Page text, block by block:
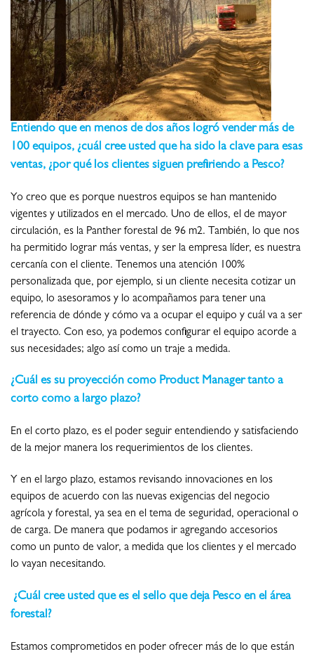
Entiendo que en menos de dos años logró vender más de
100 equipos, ¿cuál cree usted que ha sido la clave para esas
ventas, ¿por qué los clientes siguen prefiriendo a Pesco?
Yo creo que es porque nuestros equipos se han mantenido
vigentes y utilizados en el mercado. Uno de ellos, el de mayor
circulación, es la Panther forestal de 96 m2. También, lo que nos
ha permitido lograr más ventas, y ser la empresa líder, es nuestra
cercanía con el cliente. Tenemos una atención 100%
personalizada que, por ejemplo, si un cliente necesita cotizar un
equipo, lo asesoramos y lo acompañamos para tener una
referencia de dónde y cómo va a ocupar el equipo y cuál va a ser
el trayecto. Con eso, ya podemos configurar el equipo acorde a
sus necesidades; algo así como un traje a medida.
¿Cuál es su proyección como Product Manager tanto a
corto como a largo plazo?
En el corto plazo, es el poder seguir entendiendo y satisfaciendo
de la mejor manera los requerimientos de los clientes.
Y en el largo plazo, estamos revisando innovaciones en los
equipos de acuerdo con las nuevas exigencias del negocio
agrícola y forestal, ya sea en el tema de seguridad, operacional o
de carga. De manera que podamos ir agregando accesorios
como un punto de valor, a medida que los clientes y el mercado
lo vayan necesitando.
¿Cuál cree usted que es el sello que deja Pesco en el área
forestal?
Estamos comprometidos en poder ofrecer más de lo que están